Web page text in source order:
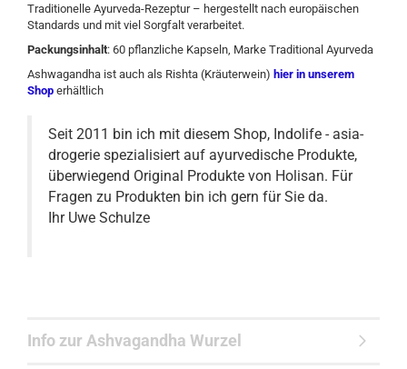
Traditionelle Ayurveda-Rezeptur – hergestellt nach europäischen
Standards und mit viel Sorgfalt verarbeitet.
Packungsinhalt: 60 pflanzliche Kapseln, Marke Traditional Ayurveda
Ashwagandha ist auch als Rishta (Kräuterwein) hier in unserem
Shop erhältlich
Seit 2011 bin ich mit diesem Shop, Indolife - asia-
drogerie spezialisiert auf ayurvedische Produkte,
überwiegend Original Produkte von Holisan. Für
Fragen zu Produkten bin ich gern für Sie da.
Ihr Uwe Schulze
Info zur Ashvagandha Wurzel